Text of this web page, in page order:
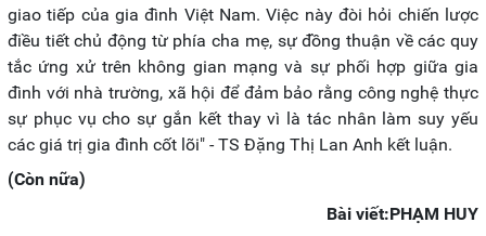
giao tiếp của gia đình Việt Nam. Việc này đòi hỏi chiến lược
điều tiết chủ động từ phía cha mẹ, sự đồng thuận về các quy
tắc ứng xử trên không gian mạng và sự phối hợp giữa gia
đình với nhà trường, xã hội để đảm bảo rằng công nghệ thực
sự phục vụ cho sự gắn kết thay vì là tác nhân làm suy yếu
các giá trị gia đình cốt lõi" - TS Đặng Thị Lan Anh kết luận.
(Còn nữa)
Bài viết:PHẠM HUY